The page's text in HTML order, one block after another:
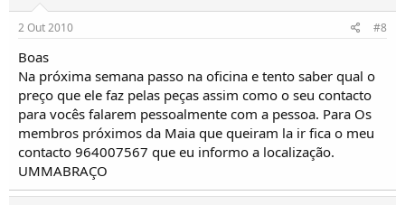
2 Out 2010 #8
Boas
Na próxima semana passo na oficina e tento saber qual o
preço que ele faz pelas peças assim como o seu contacto
para vocês falarem pessoalmente com a pessoa. Para Os
membros próximos da Maia que queiram la ir fica o meu
contacto 964007567 que eu informo a localização.
UMMABRAÇO